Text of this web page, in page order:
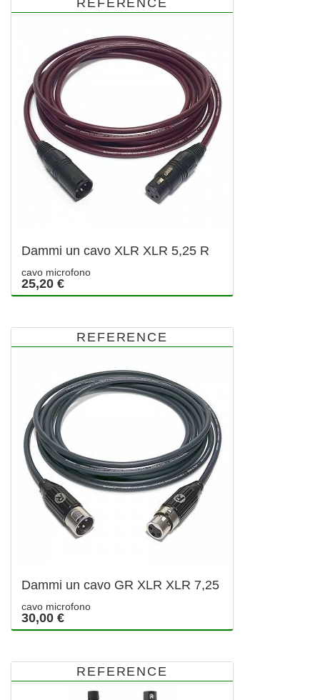
REFERENCE
Dammi un cavo XLR XLR 5,25 R
cavo microfono
25,20 €
REFERENCE
Dammi un cavo GR XLR XLR 7,25
cavo microfono
30,00 €
REFERENCE